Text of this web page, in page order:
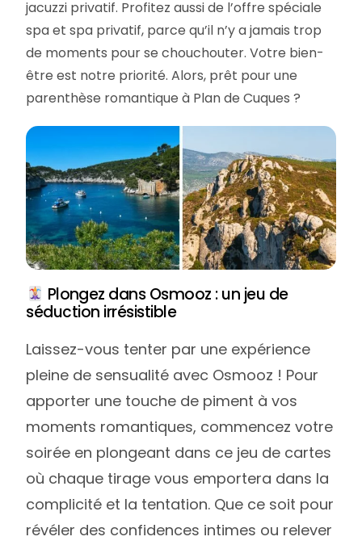
jacuzzi privatif. Profitez aussi de l’offre spéciale
spa et spa privatif, parce qu’il n’y a jamais trop
de moments pour se chouchouter. Votre bien-
être est notre priorité. Alors, prêt pour une
parenthèse romantique à Plan de Cuques ?
Plongez dans Osmooz : un jeu de
séduction irrésistible
Laissez-vous tenter par une expérience
pleine de sensualité avec Osmooz ! Pour
apporter une touche de piment à vos
moments romantiques, commencez votre
soirée en plongeant dans ce jeu de cartes
où chaque tirage vous emportera dans la
complicité et la tentation. Que ce soit pour
révéler des confidences intimes ou relever